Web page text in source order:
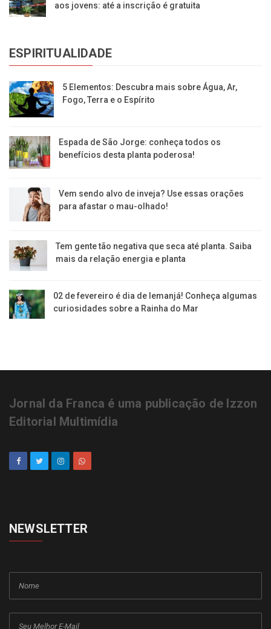
aos jovens: até a inscrição é gratuita
ESPIRITUALIDADE
5 Elementos: Descubra mais sobre Água, Ar,
Fogo, Terra e o Espírito
Espada de São Jorge: conheça todos os
benefícios desta planta poderosa!
Vem sendo alvo de inveja? Use essas orações
para afastar o mau-olhado!
Tem gente tão negativa que seca até planta. Saiba
mais da relação energia e planta
02 de fevereiro é dia de Iemanjá! Conheça algumas
curiosidades sobre a Rainha do Mar
Jornal da Franca é uma publicação de Izzon
Editorial Multimídia
NEWSLETTER